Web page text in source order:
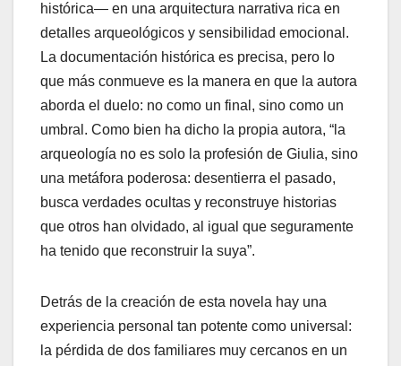
histórica— en una arquitectura narrativa rica en
detalles arqueológicos y sensibilidad emocional.
La documentación histórica es precisa, pero lo
que más conmueve es la manera en que la autora
aborda el duelo: no como un final, sino como un
umbral. Como bien ha dicho la propia autora, “la
arqueología no es solo la profesión de Giulia, sino
una metáfora poderosa: desentierra el pasado,
busca verdades ocultas y reconstruye historias
que otros han olvidado, al igual que seguramente
ha tenido que reconstruir la suya”.
Detrás de la creación de esta novela hay una
experiencia personal tan potente como universal:
la pérdida de dos familiares muy cercanos en un